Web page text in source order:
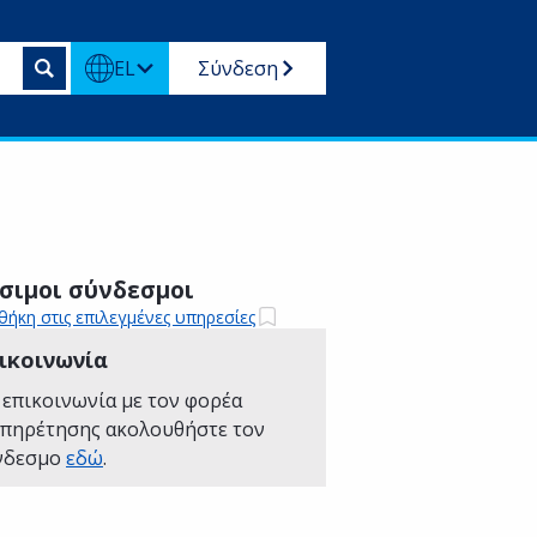
EL Σύνδεση
σύνδεσμοι
στις επιλεγμένες υπηρεσίες
επικοινωνία με τον φορέα
ακολουθήστε τον
εδώ.